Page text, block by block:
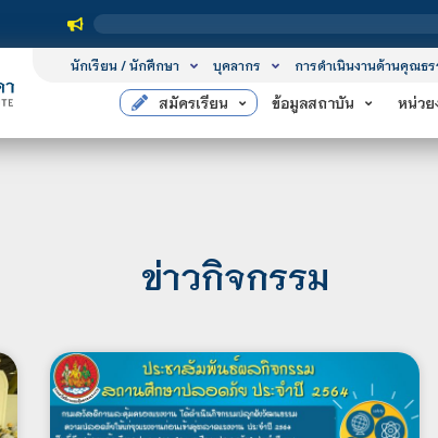
นักเรียน / นักศึกษา บุคลากร การดำเนินงานด้านคุณธร
สมัครเรียน ข้อมูลสถาบัน หน่วย
ข่าวกิจกรรม